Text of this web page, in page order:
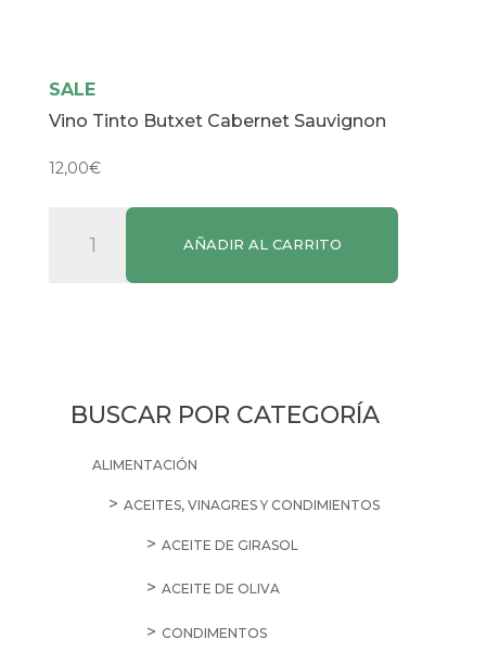
SALE
Vino Tinto Butxet Cabernet Sauvignon
12,00€
Tinto
AÑADIR AL CARRITO
BUSCAR POR CATEGORÍA
ALIMENTACIÓN
ACEITES, VINAGRES Y CONDIMIENTOS
ACEITE DE GIRASOL
ACEITE DE OLIVA
CONDIMENTOS